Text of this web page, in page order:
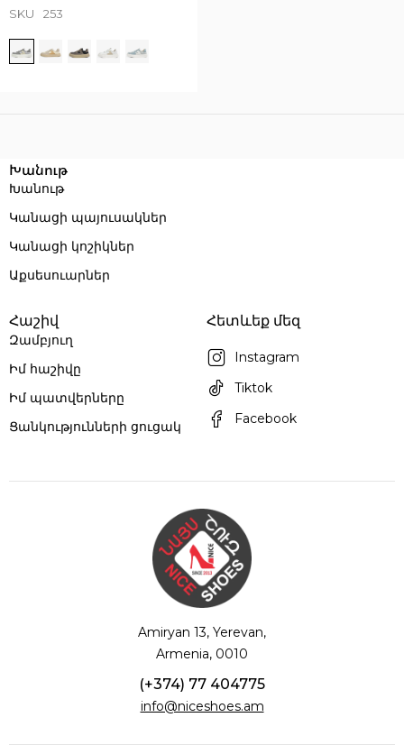
SKU 253
Խանութ
Խանութ
Կանացի պայուսակներ
Կանացի կոշիկներ
Աքսեսուարներ
Հաշիվ
Զամբյուղ
Իմ հաշիվը
Իմ պատվերները
Ցանկությունների ցուցակ
Հետևեք մեզ
Instagram
Tiktok
Facebook
Amiryan 13, Yerevan,
Armenia, 0010
(+374) 77 404775
info@niceshoes.am